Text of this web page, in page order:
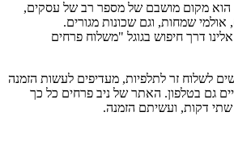
הוא מקום מושבם של מספר רב של עסקים,
אולמי שמחות, וגם שכונות מגורים.
דרך חיפוש בגוגל "משלוח פרחים
לשלוח זר לתלפיות, מעדיפים לעשות הזמנה
גם בטלפון. האתר של ניב פרחים כל כך
דקות, ועשיתם הזמנה.